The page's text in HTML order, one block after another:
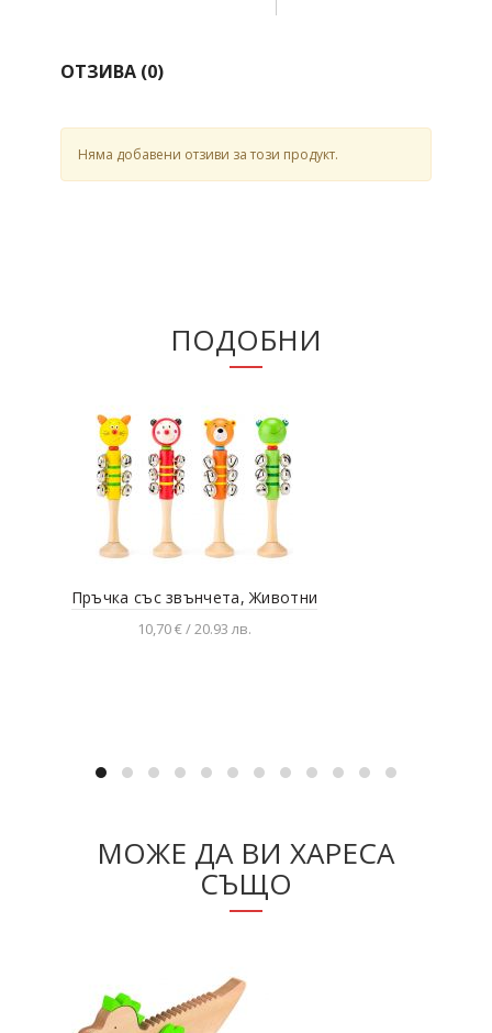
ОТЗИВА (0)
Няма добавени отзиви за този продукт.
ПОДОБНИ
Пръчка със звънчета, Животни
10,70 € / 20.93 лв.
МОЖЕ ДА ВИ ХАРЕСА
СЪЩО